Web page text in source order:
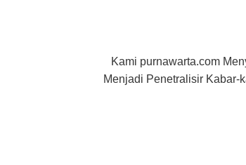
Kami purnawarta.com
Menjadi Penetralisir Kabar-